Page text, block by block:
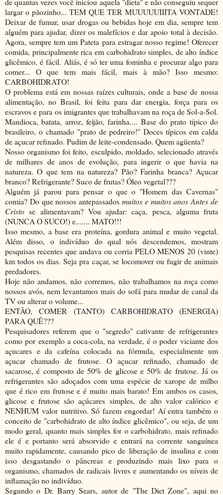
largar o pãozinho... TEM QUE TER MUUUUUIIITA VONTADE!
Deixar de fumar, usar drogas ou bebidas hoje em dia, sempre tem
alguém para ajudar, dizer os malefícios e dar apoio total à decisão.
Agora, sempre tem um Pateta para estragar nosso regime! Oferecer
comida, principalmente rica em carbohidrato simples, de alto índice
glicêmico, é fácil. Aliás, é só ter uma fominha e procurar algo para
comer... O que tem mais fácil, mais à mão? Isso mesmo:
CARBOHIDRATO!
O problema está em nossas raízes culturais, onde a base de nossa
alimentação, no Brasil, foi feita para dar energia, força para os
escravos e para os imigrantes que trabalhavam na roça de Sol-a-Sol.
Mandioca, batata, arroz, feijão, farinha.... Base do prato típico do
brasileiro, o chamado "prato de pedreiro!" Doces típicos em calda
de açucar refinado. Pudim de leite-condensado. Quem agüenta?
Nosso organismo foi feito, esculpido, moldado, selecionado através
de milhares de anos de evolução, para ingerir o que havia na
natureza. O que tem na natureza? Pão? Farinha branca? Açucar
branco? Refrigerante? Suco de frutas? Óleo vegetal???
Alguém já parou para pensar o que o "Homem das Cavernas"
comia? Do que nossos antepassados muitos e muitos anos Antes de
Cristo se alimentavam? Vou ajudar: caça, pesca, alguma fruta
(NUNCA O SUCO!) e....... MATO!!!
Isso mesmo, a base era proteína, gordura animal e muito vegetal.
Além disso, o indivíduo do qual nós descendemos, mostram
pesquisas recentes que andava ou corria PELO MENOS 20 (vinte)
km todos os dias. Seja pra caçar, se locomover ou fugir de animais
predadores.
Hoje não andamos, não corremos, não trabalhamos na roça como
nossos avós, nem levantamos mais do sofá para mudar de canal da
TV ou alterar o volume...
ENTÃO, COMER (TANTO) CARBOHIDRATO (ENERGIA)
PARA QUÊ???
Pesquisadores referem que o "segredo" cativante de refrigerantes
como por exemplo a coca-cola, na verdade, é o poder viciante dos
açucares e da cafeína colocada na fórmula, especialmente um
açucar chamado de frutose. O açucar refinado, chamado de
sacarose, é composto de 50% de glicose e 50% de frutose. Já os
refrigerantes são adoçados com uma espécie de xarope de milho
que é rico em frutose e é muito mais barato! Em ambos os casos,
glicose e frutose são açúcares simples, de alto valor calórico e
NENHUM valor nutritivo. Só fazem engordar! Aí entra também o
conceito de "carbohidrato de alto índice glicêmico", ou seja, de um
modo geral, quanto mais simples for o carbohidrato, mais refinado
ele é e portanto será absorvido e entrará na corrente sanguínea
muito rapidamente, causando pico de liberação de insulina e com
isso desgastando o pâncreas e produzindo mais lixo para o
organismo, chamados de radicais livres e aumentando os níveis de
inflamação no indivíduo.
Segundo o Dr. Barry Sears, autor de "The Diet Zone", aqui no